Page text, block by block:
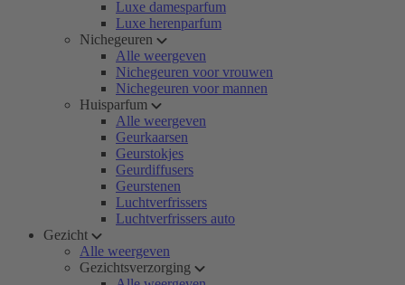
Luxe damesparfum
Luxe herenparfum
Nichegeuren
Alle weergeven
Nichegeuren voor vrouwen
Nichegeuren voor mannen
Huisparfum
Alle weergeven
Geurkaarsen
Geurstokjes
Geurdiffusers
Geurstenen
Luchtverfrissers
Luchtverfrissers auto
Gezicht
Alle weergeven
Gezichtsverzorging